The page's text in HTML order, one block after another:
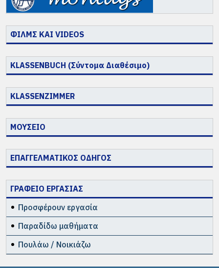
ΦΙΛΜΣ ΚΑΙ VIDEOS
KLASSENBUCH (Σύντομα Διαθέσιμο)
KLASSENZIMMER
ΜΟΥΣΕΙΟ
ΕΠΑΓΓΕΛΜΑΤΙΚΟΣ ΟΔΗΓΟΣ
ΓΡΑΦΕΙΟ ΕΡΓΑΣΙΑΣ
Προσφέρουν εργασία
Παραδίδω μαθήματα
Πουλάω / Νοικιάζω